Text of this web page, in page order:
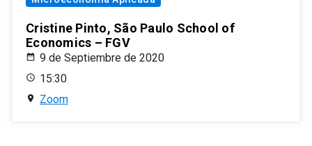
Cristine Pinto, São Paulo School of
Economics – FGV
9 de Septiembre de 2020
15:30
Zoom